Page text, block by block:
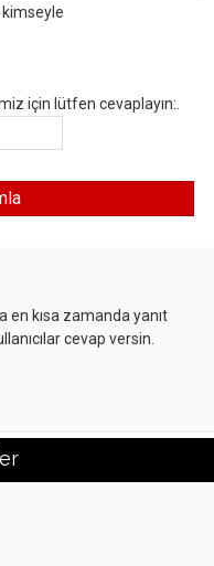
için lütfen cevaplayın:.
en kısa zamanda yanıt
cevap versin.